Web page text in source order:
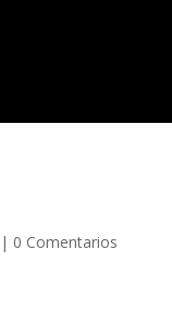
| 0 Comentarios